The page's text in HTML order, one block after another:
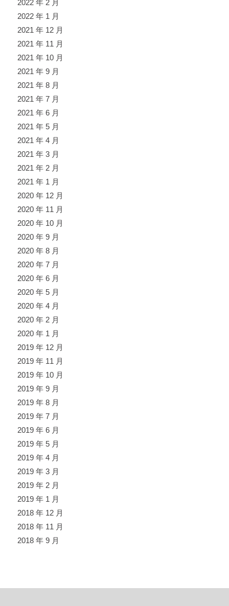
2022 年 2 月
2022 年 1 月
2021 年 12 月
2021 年 11 月
2021 年 10 月
2021 年 9 月
2021 年 8 月
2021 年 7 月
2021 年 6 月
2021 年 5 月
2021 年 4 月
2021 年 3 月
2021 年 2 月
2021 年 1 月
2020 年 12 月
2020 年 11 月
2020 年 10 月
2020 年 9 月
2020 年 8 月
2020 年 7 月
2020 年 6 月
2020 年 5 月
2020 年 4 月
2020 年 2 月
2020 年 1 月
2019 年 12 月
2019 年 11 月
2019 年 10 月
2019 年 9 月
2019 年 8 月
2019 年 7 月
2019 年 6 月
2019 年 5 月
2019 年 4 月
2019 年 3 月
2019 年 2 月
2019 年 1 月
2018 年 12 月
2018 年 11 月
2018 年 9 月